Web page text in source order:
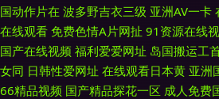
国动作片在 波多野吉衣三级 亚洲AV一卡
在线观看 免费色情A片网扯 91资源在线
国产在线视频 福利爱爱网址 岛国搬运工
女同 日韩性爱网址 在线观看日本黄 亚洲
66精品视频 国产精品探花一区 成人免费